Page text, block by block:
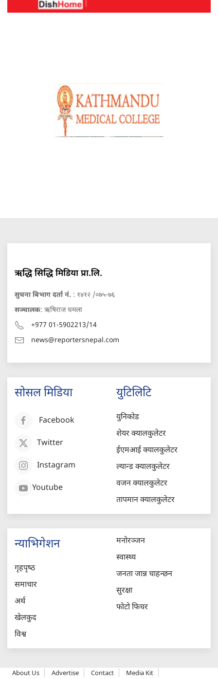
ऋद्धि सिद्धि मिडिया प्रा.लि.
सुचना बिभाग दर्ता नं. : १४१२ /०७५-७६
सञ्चालक: ऋषिराज धमला
+977 01-5902213/14
news@reportersnepal.com
सोसल मिडिया
Facebook
Twitter
Instagram
Youtube
युटिलिटि
युनिकोड
शेयर क्यालकुलेटर
ईएमआई क्यालकुलेटर
ल्यान्ड क्यालकुलेटर
वजन क्यालकुलेटर
तापमान क्यालकुलेटर
न्याभिगेशन
गृहपृष्‍ठ
समाचार
अर्थ
खेलकुद
विश्व
मनोरञ्जन
स्वास्थ्य
जनता जान्न चाहन्छन
सुरक्षा
फोटो फिचर
About Us Advertise Contact Media Kit